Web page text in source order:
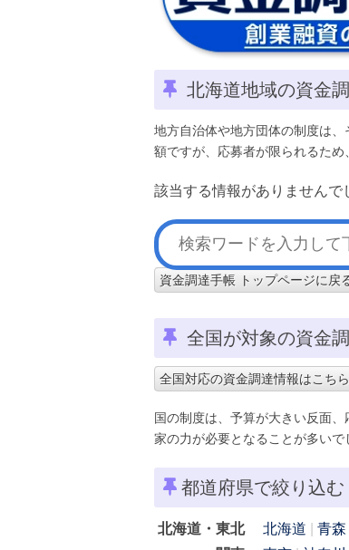
北海道地域の資金
地方自治体や地方団体の制度は
額ですが、応募者が限られるため
該当する情報がありませんで
資金調達手帳 トップページに戻
全国が対象の資金
全国対応の資金調達情報はこちら
国の制度は、予算が大きい反面
家の力が必要となることが多いで
都道府県で絞り込む
北海道・東北 北海道 青森